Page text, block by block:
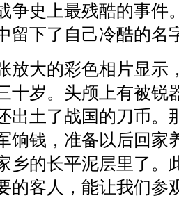
争史上最残酷的事件
留下了自己冷酷的名
放大的彩色相片显示
十岁。头颅上有被锐
出土了战国的刀币。
饷钱，准备以后回家
乡的长平泥层里了。
的客人，能让我们参